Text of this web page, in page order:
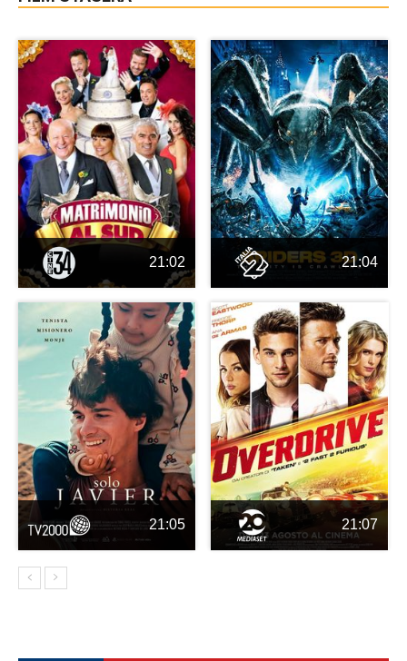
21:02 21:04
21:05 21:07